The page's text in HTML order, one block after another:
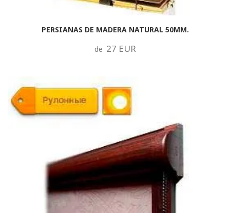
PERSIANAS DE MADERA NATURAL 50MM.
de 27 EUR